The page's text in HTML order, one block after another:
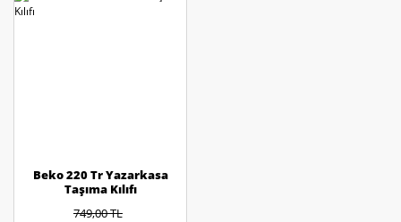
Beko 220 Tr Yazarkasa
Taşıma Kılıfı
749,00 TL